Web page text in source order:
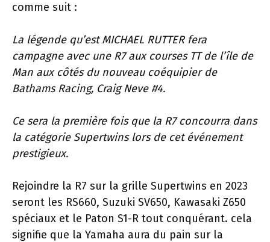
comme suit :
La légende qu’est MICHAEL RUTTER fera
campagne avec une R7 aux courses TT de l’île de
Man aux côtés du nouveau coéquipier de
Bathams Racing, Craig Neve #4.
Ce sera la première fois que la R7 concourra dans
la catégorie Supertwins lors de cet événement
prestigieux.
Rejoindre la R7 sur la grille Supertwins en 2023
seront les RS660, Suzuki SV650, Kawasaki Z650
spéciaux et le Paton S1-R tout conquérant. cela
signifie que la Yamaha aura du pain sur la